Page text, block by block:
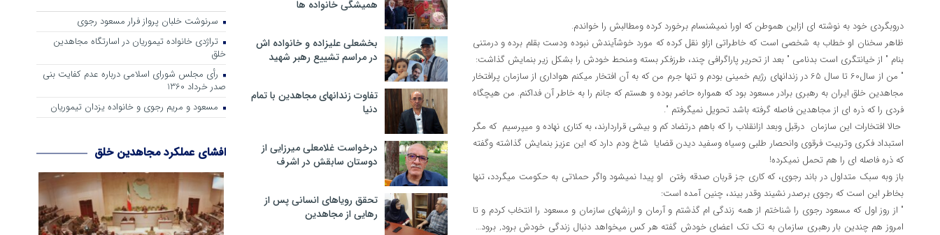
دروبگردی خود به نوشته ای ازاین هموطن که اورا نمیشنسام برخورد کرده ومطالبش را خواندم.
ظاهر سخنان او خطاب به شخصی است که خاطراتی ازاو نقل کرده که مورد خوشآیندش نبوده ودست بقلم برده و درمتنی
بنام " از خیانتگری است بدنامی " بعد از تحریر پاراگرافی چند، طرزفکر بسته ومنحط خودش را بشکل زیر بنمایش گذاشت:
" من از سال60 تا سال 65 در زندانهای رژیم خمینی بودم و تنها جرم من که به آن افتخار میکنم هواداری از سازمان پرافتخار
مجاهدین خلق ایران به رهبری برادر مسعود بود که همواره حاضر بوده و هستم که جانم را به خاطر آن فداکنم. من هیچگاه
فردی را که ذره ای از مجاهدین فاصله گرفته باشد تحویل نمیگرفتم ".
حالا افتخارات این سازمان درقبل وبعد ازانقلاب را که باهم درتضاد کم و بیشی قراردارند، به کناری نهاده و میپرسیم که مگر
استبداد فکری وتربیت فرقوی وانحصار طلبی وسیاه وسفید دیدن قضایا شاخ ودم دارد که این عزیز بنمایش گذاشته وگفته
که ذره فاصله ای را هم تحمل نمیکرده!
باز وبه سبک متداول در باند رجوی، که کاری جز قربان صدقه رفتن او پیدا نمیشود واگر حملاتی به حکومت میگردد، تنها
بخاطر این است که رجوی برصدر نشیند وقدر بیند، چنین آمده است:
" از روز اول که مسعود رجوی را شناختم از همه زندگی ام گذشتم و آرمان و ارزشهای سازمان و مسعود را انتخاب کردم و تا
امروز هم چندین بار رهبری سازمان به تک تک اعضای خودش گفته هر کس میخواهد دنبال زندگی خودش برود, برود…
همیشگی خانواده ها
بخشعلی علیزاده و خانواده اش
در مراسم تشییع رهبر شهید
تفاوت زندانهای مجاهدین با تمام
دنیا
درخواست غلامعلی میرزایی از
دوستان سابقش در اشرف
تحقق رویاهای انسانی پس از
رهایی از مجاهدین
سرنوشت خلبان پرواز فرار مسعود رجوی
تراژدی خانواده تیموریان در اسارتگاه مجاهدین
خلق
رأی مجلس شورای اسلامی درباره عدم كفایت بنی
صدر خرداد 1360
مسعود و مریم رجوی و خانواده یزدان تیموریان
افشای عملکرد مجاهدین خلق